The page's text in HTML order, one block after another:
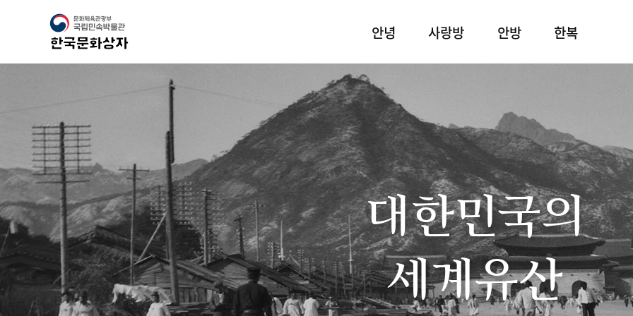
안녕 사랑방 안방 한복
대한민국의
세계유산